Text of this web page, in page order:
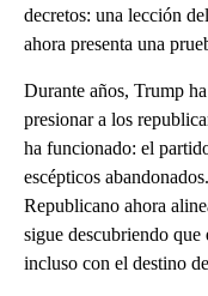
decretos: una lección
ahora presenta una
Durante años, Trump
presionar a los
ha funcionado: el
escépticos
Republicano ahora
sigue descubriendo
incluso con el destino